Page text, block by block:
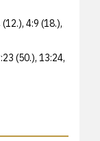
4:9 (18.),
(50.), 13:24,